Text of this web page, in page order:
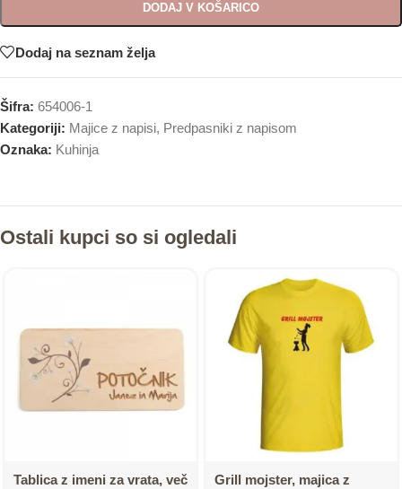
DODAJ V KOŠARICO
Dodaj na seznam želja
Šifra: 654006-1
Kategoriji: Majice z napisi, Predpasniki z napisom
Oznaka: Kuhinja
Ostali kupci so si ogledali
Tablica z imeni za vrata, več
Grill mojster, majica z